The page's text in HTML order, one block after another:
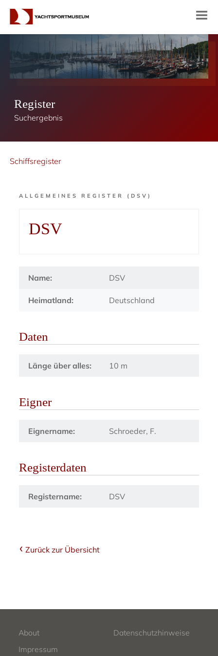
Register
Suchergebnis
Schiffsregister
ALLGEMEINES REGISTER (DSV)
DSV
Name: DSV
Heimatland: Deutschland
Daten
Länge über alles: 10 m
Eigner
Eignername: Schroeder, F.
Registerdaten
Registername: DSV
Zurück zur Übersicht
About
Datenschutzhinweise
Impressum